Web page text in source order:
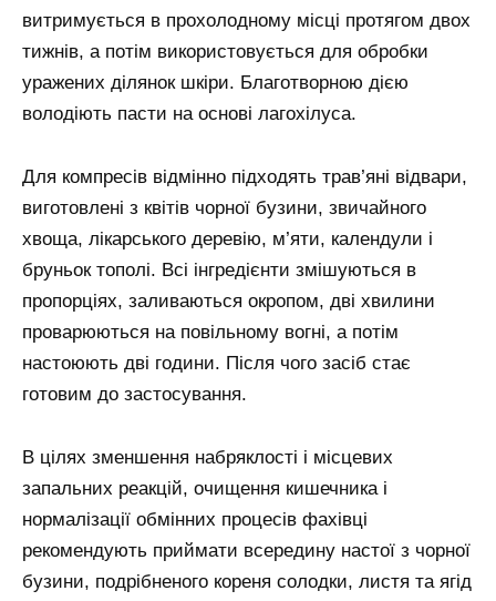
витримується в прохолодному місці протягом двох
тижнів, а потім використовується для обробки
уражених ділянок шкіри. Благотворною дією
володіють пасти на основі лагохілуса.
Для компресів відмінно підходять трав’яні відвари,
виготовлені з квітів чорної бузини, звичайного
хвоща, лікарського деревію, м’яти, календули і
бруньок тополі. Всі інгредієнти змішуються в
пропорціях, заливаються окропом, дві хвилини
проварюються на повільному вогні, а потім
настоюють дві години. Після чого засіб стає
готовим до застосування.
В цілях зменшення набряклості і місцевих
запальних реакцій, очищення кишечника і
нормалізації обмінних процесів фахівці
рекомендують приймати всередину настої з чорної
бузини, подрібненого кореня солодки, листя та ягід